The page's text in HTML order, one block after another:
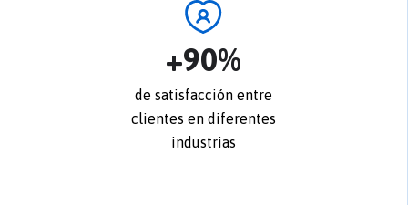
+90%
de satisfacción entre
clientes en diferentes
industrias